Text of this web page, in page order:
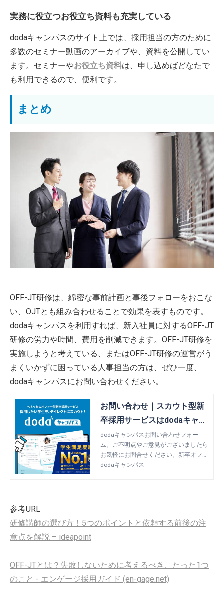
実務に役立つお役立ち資料も充実している
dodaキャンパスのサイト上では、採用担当の方のために
多数のセミナー動画のアーカイブや、資料を公開してい
ます。セミナーやお役立ち資料は、申し込めばどなたで
も利用できるので、便利です。
まとめ
OFF-JT研修は、綿密な事前計画と事後フォローをおこな
い、OJTとも組み合わせることで効果を表すものです。
dodaキャンパスを利用すれば、新入社員に対するOFF-JT
研修の労力や時間、費用を削減できます。OFF-JT研修を
実施しようと考えている、またはOFF-JT研修の運営がう
まくいかずに困っている人事担当の方は、ぜひ一度、
dodaキャンパスにお問い合わせください。
お問い合わせ｜スカウト型新
卒採用サービスはdodaキャン
パス
dodaキャンパスお問い合わせフォー
ム。ご不明点やご意見がございましたら
お気軽にお問合せください。新卒オファ
ー契約企業数No.1！新卒採用の悩みをダ
dodaキャンパス
参考URL
研修講師の選び方！5つのポイントと依頼する前後の注
意点を解説 – ideapoint
OFF-JTとは？失敗しないために考えるべき、たった1つ
のこと - エンゲージ採用ガイド (en-gage.net)